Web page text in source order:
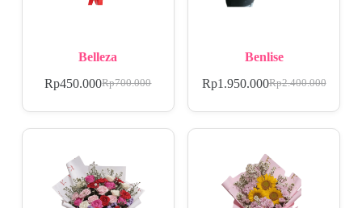
Belleza
Rp700.000
Rp450.000
Benlise
Rp2.400.000
Rp1.950.000